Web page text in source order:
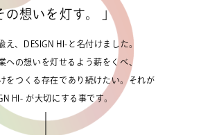
の想いを灯す。 」
え、DESIGN HI-と名付けました。
への想いを灯せるよう薪をくべ、
をつくる存在であり続けたい。それが
HI- が大切にする事です。